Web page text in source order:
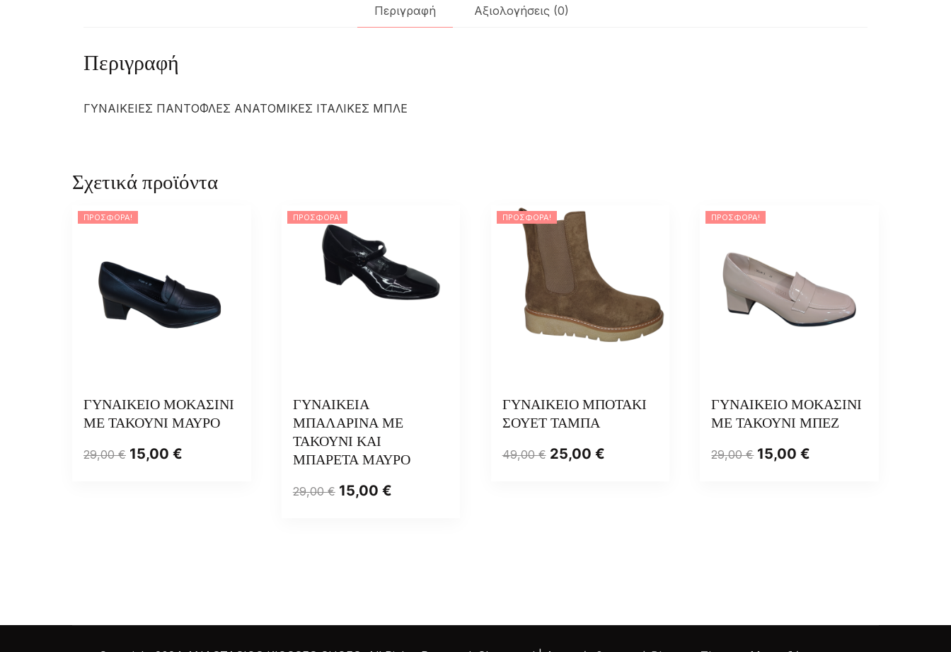
Περιγραφή Αξιολογήσεις (0)
Περιγραφή
ΓΥΝΑΙΚΕΙΕΣ ΠΑΝΤΟΦΛΕΣ ΑΝΑΤΟΜΙΚΕΣ ΙΤΑΛΙΚΕΣ ΜΠΛΕ
Σχετικά προϊόντα
ΠΡΟΣΦΟΡΆ!
ΓΥΝΑΙΚΕΙΟ ΜΟΚΑΣΙΝΙ
ΜΕ ΤΑΚΟΥΝΙ ΜΑΥΡΟ
29,00€ 15,00 €
ΠΡΟΣΦΟΡΆ!
ΓΥΝΑΙΚΕΙΑ
ΜΠΑΛΑΡΙΝΑ ΜΕ
ΤΑΚΟΥΝΙ ΚΑΙ
ΜΠΑΡΕΤΑ ΜΑΥΡΟ
29,00€ 15,00 €
ΠΡΟΣΦΟΡΆ!
ΓΥΝΑΙΚΕΙΟ ΜΠΟΤΑΚΙ
ΣΟΥΕΤ ΤΑΜΠΑ
49,00€ 25,00 €
ΠΡΟΣΦΟΡΆ!
ΓΥΝΑΙΚΕΙΟ ΜΟΚΑΣΙΝΙ
ΜΕ ΤΑΚΟΥΝΙ ΜΠΕΖ
29,00€ 15,00€